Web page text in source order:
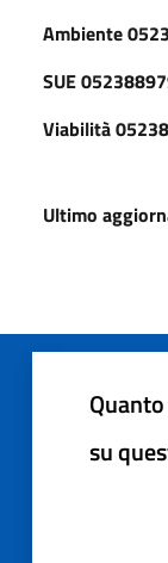
Ambiente
SUE
Viabilità
Ultimo
su